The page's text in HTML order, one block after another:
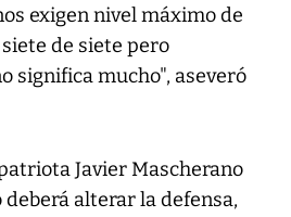
exigen nivel máximo de
de siete pero
significa mucho", aseveró
Javier Mascherano
alterar la defensa,